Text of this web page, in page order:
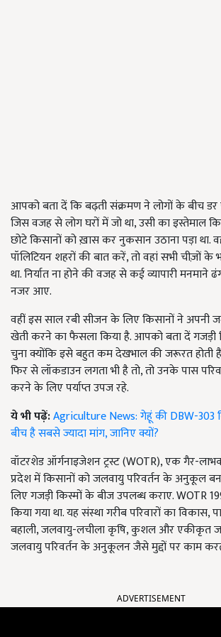
आपको बता दें कि बढ़ती संक्रमण ने लोगों के बीच डर
जिस वजह से लोग घरों में जो था, उसी का इस्तेमाल
छोटे किसानों को ख़ास कर नुकसान उठाना पड़ा था.
पॉलिटियन शहरों की बात करें, तो वहां सभी चीज़ों
था. निर्यात ना होने की वजह से कई व्यापारी
नजर आए.
वहीं इस साल रबी सीजन के लिए किसानों ने अपनी
खेती करने का फैसला किया है. आपको बता दें गजड़ी
चुना क्योंकि इसे बहुत कम देखभाल की जरूरत होती
फिर से लॉकडाउन लगता भी है तो, तो उनके पास
करने के लिए पर्याप्त उपज रहे.
ये भी पढ़ें:Agriculture News: गेहूं की DBW-303
बीच है सबसे ज्यादा मांग, जानिए क्यों?
वॉटरशेड ऑर्गनाइजेशन ट्रस्ट (WOTR), एक गैर-
प्रदेश में किसानों को जलवायु परिवर्तन के अनुकूल
लिए गजड़ी किस्मों के बीज उपलब्ध कराए. WOTR
किया गया था. यह संस्था गरीब परिवारों का विकास,
बहाली, जलवायु-लचीला कृषि, कुशल और एकीकृत
जलवायु परिवर्तन के अनुकूलन जैसे मुद्दों पर काम
ADVERTISEMENT